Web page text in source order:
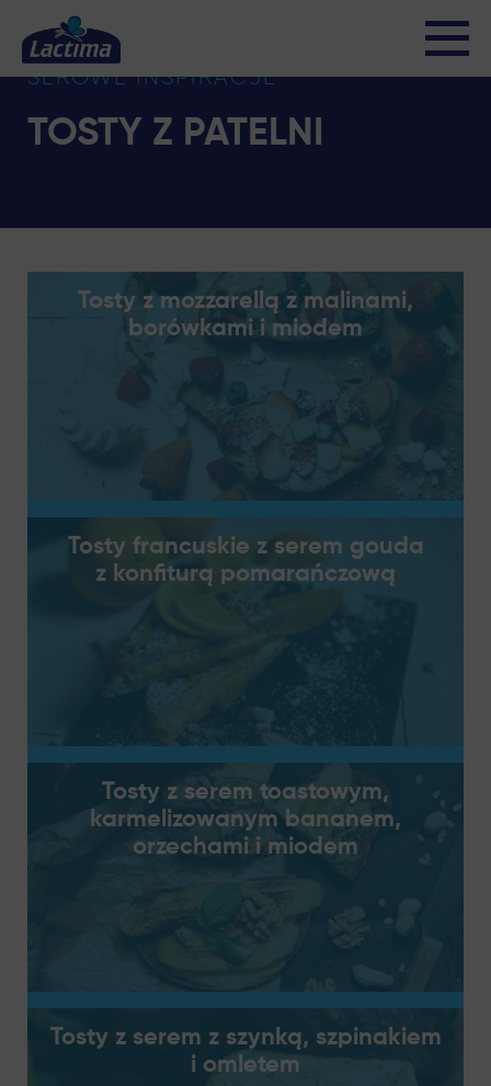
SEROWE INSPIRACJE
TOSTY Z PATELNI
Tosty z mozzarellą z malinami,
borówkami i miodem
Tosty francuskie z serem gouda
z konfiturą pomarańczową
Tosty z serem toastowym,
karmelizowanym bananem,
orzechami i miodem
Tosty z serem z szynką, szpinakiem
i omletem